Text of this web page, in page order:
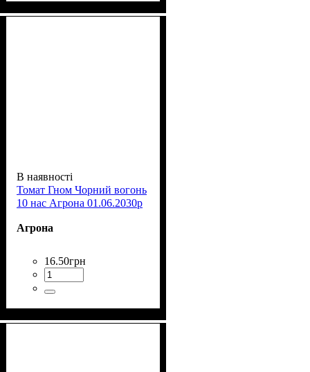
В наявності
Томат Гном Чорний вогонь
10 нас Агрона 01.06.2030р
Агрона
16.50грн